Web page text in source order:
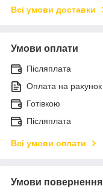
Всі умови доставки
Умови оплати
Післяплата
Оплата на рахунок
Готівкою
Післяплата
Всі умови оплати
Умови повернення